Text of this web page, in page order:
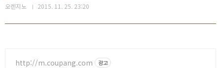
오렌지노 2015. 11. 25. 23:20
http://m.coupang.com 광고